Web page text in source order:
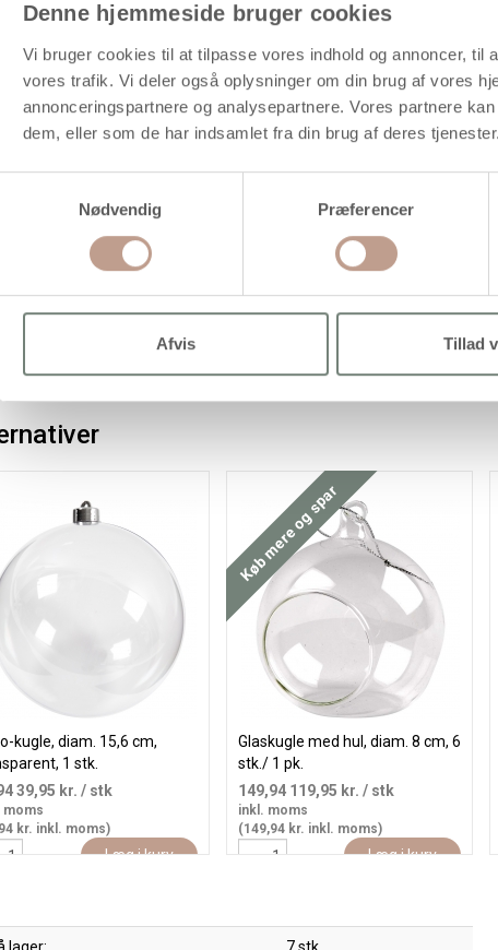
Denne hjemmeside bruger cookies
Vi bruger cookies til at tilpasse vores indhold og annoncer,
vores trafik. Vi deler også oplysninger om din brug af vores
annonceringspartnere og analysepartnere. Vores partnere
dem, eller som de har indsamlet fra din brug af deres tjenester.
Nødvendig
Præferencer
Afvis Tillad
Ophæng: Snor medfølger
Overflade: Ubehandlet
og fordele
Klar til dekoration
Med ophængssnor
Kan bruges hængende eller som del af dekorationer
Egnet til sæsonudsmykning
Let konstruktion
kugle, diam. 15,6 cm,
1 stk.
39,95 kr. / stk
moms
kr. inkl. moms)
Læg i kurv
Køb mere og spar
Glaskugle med hul, diam. 8 cm, 6
stk./ 1 pk.
149,94 119,95 kr. / stk
inkl. moms
(149,94 kr. inkl. moms)
Læg i kurv